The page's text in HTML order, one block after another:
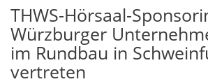
THWS-Hörsaal-
Würzburger
im Rundbau in
vertreten